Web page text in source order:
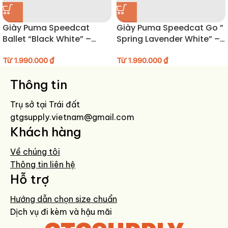
giày này chính là điểm nhấn.
HƯỚNG DẪN BẢO QUẢN GIÀY
Dùng khăn ẩm lau nhẹ phần da sau mỗi lần sử dụng.
Bảo quản nơi khô thoáng, tránh nấm mốc.
Giày Puma Speedcat
Ballet “Black White” –
Từ1.990.000₫
Giày Puma Speedcat Go ”
Spring Lavender White” –
Từ1.990.000₫
Thông tin
Trụ sở tại Trái đất
gtgsupply.vietnam@gmail.com
Khách hàng
Về chúng tôi
Thông tin liên hệ
Hỗ trợ
Hướng dẫn chọn size chuẩn
Dịch vụ đi kèm và hậu mãi